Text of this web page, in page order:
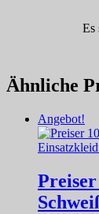
Es
Ähnliche
Angebot!